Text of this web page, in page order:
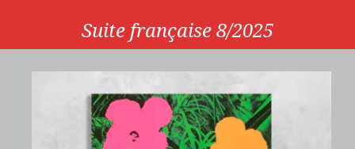
Suite française 8/2025